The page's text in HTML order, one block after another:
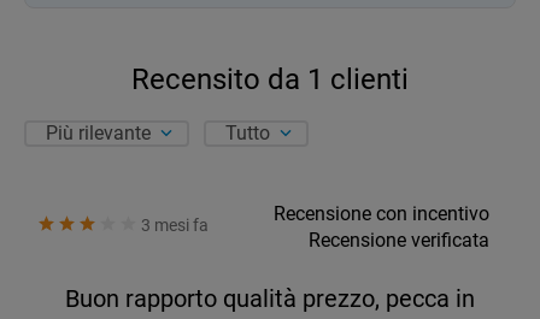
Recensito da 1 clienti
Più rilevante Tutto
3 mesi fa
Recensione con incentivo
Recensione verificata
Buon rapporto qualità prezzo, pecca in